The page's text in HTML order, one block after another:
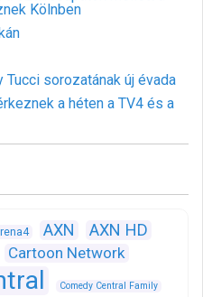
Kölnben
Tucci sorozatának új évada
a héten a TV4 és a
AXN AXN HD
Cartoon Network
Comedy Central Family